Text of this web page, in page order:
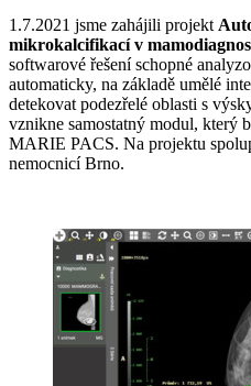
1.7.2021 jsme zahájili projekt
mikrokalcifikací v
softwarové řešení schopné
automaticky, na základě umělé
detekovat podezřelé oblasti s
vznikne samostatný modul, který
MARIE PACS. Na projektu
nemocnicí Brno.